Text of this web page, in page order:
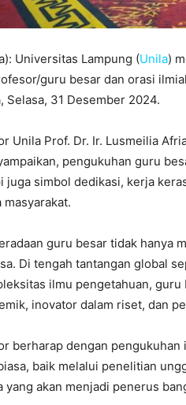
Universitas Lampung (Unila)
guru besar dan orasi
Selasa, 31 Desember 2024.
Unila Prof. Dr. Ir. Lusmeilia
pengukuhan guru
juga simbol dedikasi, kerja
masyarakat.
guru besar tidak hanya
Di tengah tantangan global
ilmu pengetahuan,
inovator dalam riset, dan
berharap dengan
baik melalui penelitian
yang akan menjadi penerus